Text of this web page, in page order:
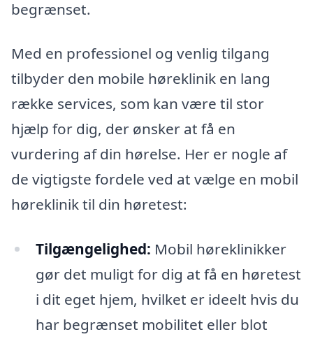
begrænset.
Med en professionel og venlig tilgang
tilbyder den mobile høreklinik en lang
række services, som kan være til stor
hjælp for dig, der ønsker at få en
vurdering af din hørelse. Her er nogle af
de vigtigste fordele ved at vælge en mobil
høreklinik til din høretest:
Tilgængelighed: Mobil høreklinikker
gør det muligt for dig at få en høretest
i dit eget hjem, hvilket er ideelt hvis du
har begrænset mobilitet eller blot